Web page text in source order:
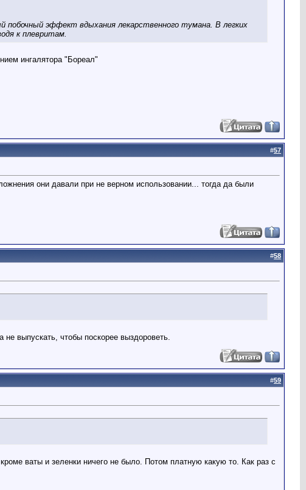
эффект вдыхания лекарственного тумана. В легких
к плевритам.
ингалятора "Бореал"
#57
они давали при не верном использовании... тогда да были
#58
выпускать, чтобы поскорее выздороветь.
#59
ваты и зеленки ничего не было. Потом платную какую то. Как раз с